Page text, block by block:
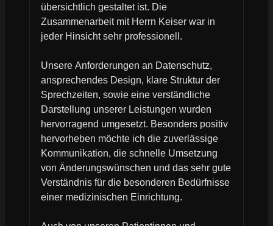
übersichtlich gestaltet ist. Die
Zusammenarbeit mit Herrn Keiser war in
jeder Hinsicht sehr professionell.
Unsere Anforderungen an Datenschutz,
ansprechendes Design, klare Struktur der
Sprechzeiten, sowie eine verständliche
Darstellung unserer Leistungen wurden
hervorragend umgesetzt. Besonders positiv
hervorheben möchte ich die zuverlässige
Kommunikation, die schnelle Umsetzung
von Änderungswünschen und das sehr gute
Verständnis für die besonderen Bedürfnisse
einer medizinischen Einrichtung.